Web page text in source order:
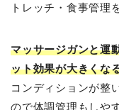
トレッチ・食事管理
マッサージガンと運
ット効果が大きくな
コンディションが整
ので体調管理もしや